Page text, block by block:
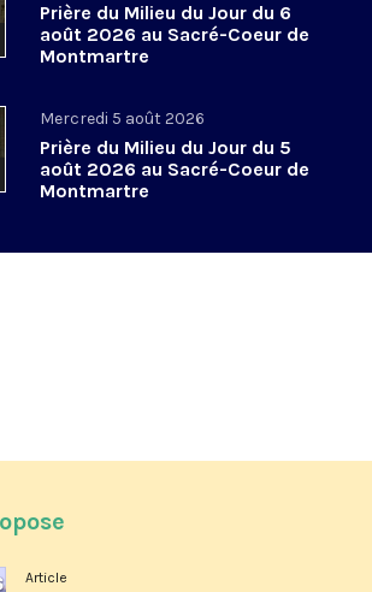
Prière du Milieu du Jour du 6
août 2026 au Sacré-Coeur de
Montmartre
Mercredi 5 août 2026
Prière du Milieu du Jour du 5
août 2026 au Sacré-Coeur de
Montmartre
Article